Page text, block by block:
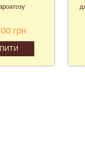
грн